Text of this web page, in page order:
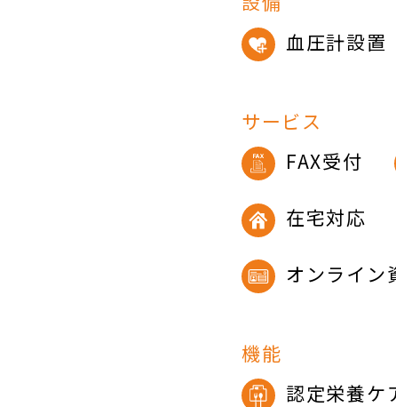
血圧計設置
サービス
FAX受付
在宅対応
オンライン
機能
認定栄養ケ